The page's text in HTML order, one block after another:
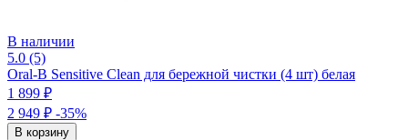
В наличии
5.0 (5)
Oral-B Sensitive Clean для бережной чистки (4 шт) белая
1 899 ₽
2 949 ₽ -35%
В корзину